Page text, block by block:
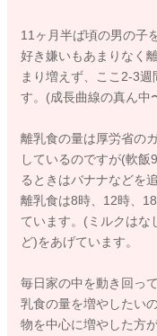
11ヶ月半ば頃の男の子
好き嫌いもあまりなく
まり増えず、ここ2-3
す。(成長曲線の真ん中
離乳食の量は厚労省の
しているのですが(軟
るときはバナナなどを
離乳食は8時、12時、
ています。(ミルクはな
ど)をあげています。
毎日家の中を動き回っ
乳食の量を増やしたい
物を中心に増やした方